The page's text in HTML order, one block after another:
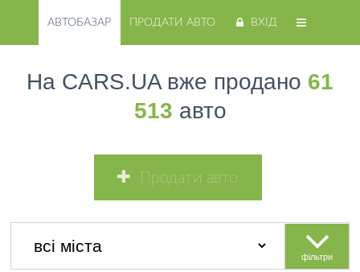
АВТОБАЗАР ПРОДАТИ АВТО ВХІД
На CARS.UA вже продано 61
513 авто
Продати авто
фільтри